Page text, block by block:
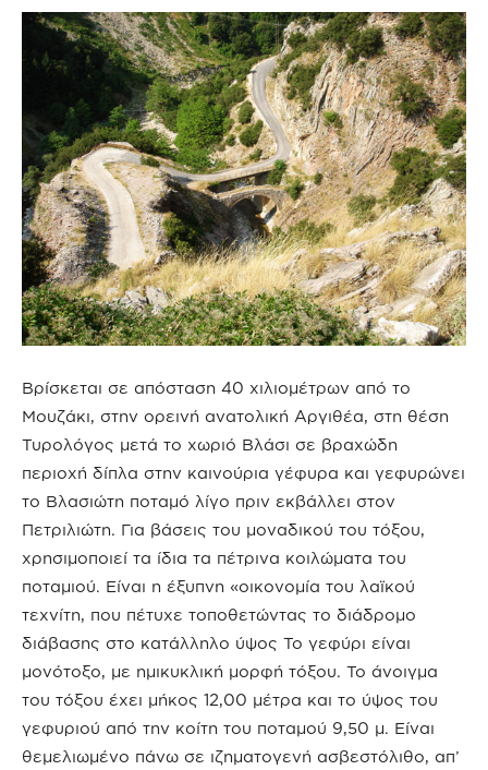
Βρίσκεται σε απόσταση 40 χιλιομέτρων από το
Μουζάκι, στην ορεινή ανατολική Αργιθέα, στη θέση
Τυρολόγος μετά το χωριό Βλάσι σε βραχώδη
περιοχή δίπλα στην καινούρια γέφυρα και γεφυρώνει
το Βλασιώτη ποταμό λίγο πριν εκβάλλει στον
Πετριλιώτη. Για βάσεις του μοναδικού του τόξου,
χρησιμοποιεί τα ίδια τα πέτρινα κοιλώματα του
ποταμιού. Είναι η έξυπνη «οικονομία του λαϊκού
τεχνίτη, που πέτυχε τοποθετώντας το διάδρομο
διάβασης στο κατάλληλο ύψος Το γεφύρι είναι
μονότοξο, με ημικυκλική μορφή τόξου. Το άνοιγμα
του τόξου έχει μήκος 12,00 μέτρα και το ύψος του
γεφυριού από την κοίτη του ποταμού 9,50 μ. Είναι
θεμελιωμένο πάνω σε ιζηματογενή ασβεστόλιθο, απ’